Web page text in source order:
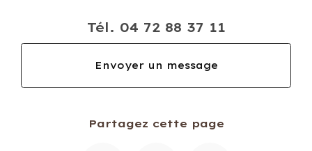
Tél. 04 72 88 37 11
Envoyer un message
Partagez cette page